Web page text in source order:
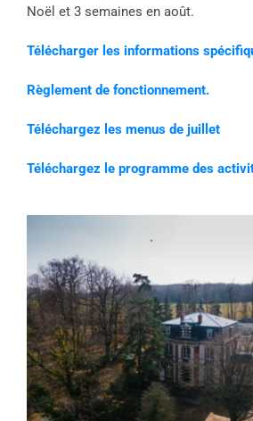
Noël et 3 semaines en août.
Télécharger les informations
Règlement de fonctionnement.
Téléchargez les menus de juillet
Téléchargez le programme des